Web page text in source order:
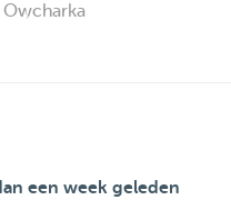
Owcharka
een week geleden